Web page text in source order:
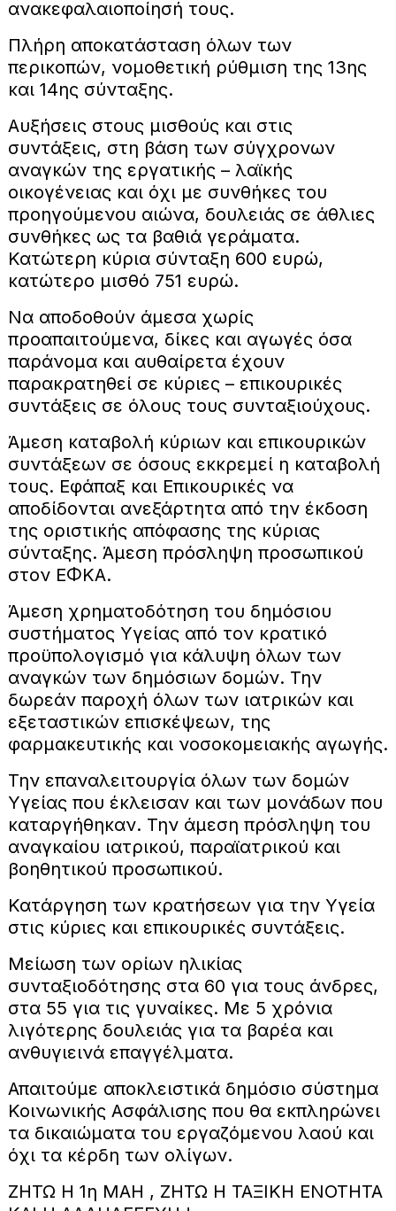
ανακεφαλαιοποίησή τους.
Πλήρη αποκατάσταση όλων των
περικοπών, νομοθετική ρύθμιση της 13ης
και 14ης σύνταξης.
Αυξήσεις στους μισθούς και στις
συντάξεις, στη βάση των σύγχρονων
αναγκών της εργατικής – λαϊκής
οικογένειας και όχι με συνθήκες του
προηγούμενου αιώνα, δουλειάς σε άθλιες
συνθήκες ως τα βαθιά γεράματα.
Κατώτερη κύρια σύνταξη 600 ευρώ,
κατώτερο μισθό 751 ευρώ.
Να αποδοθούν άμεσα χωρίς
προαπαιτούμενα, δίκες και αγωγές όσα
παράνομα και αυθαίρετα έχουν
παρακρατηθεί σε κύριες – επικουρικές
συντάξεις σε όλους τους συνταξιούχους.
Άμεση καταβολή κύριων και επικουρικών
συντάξεων σε όσους εκκρεμεί η καταβολή
τους. Εφάπαξ και Επικουρικές να
αποδίδονται ανεξάρτητα από την έκδοση
της οριστικής απόφασης της κύριας
σύνταξης. Άμεση πρόσληψη προσωπικού
στον ΕΦΚΑ.
Άμεση χρηματοδότηση του δημόσιου
συστήματος Υγείας από τον κρατικό
προϋπολογισμό για κάλυψη όλων των
αναγκών των δημόσιων δομών. Την
δωρεάν παροχή όλων των ιατρικών και
εξεταστικών επισκέψεων, της
φαρμακευτικής και νοσοκομειακής αγωγής.
Την επαναλειτουργία όλων των δομών
Υγείας που έκλεισαν και των μονάδων που
καταργήθηκαν. Την άμεση πρόσληψη του
αναγκαίου ιατρικού, παραϊατρικού και
βοηθητικού προσωπικού.
Κατάργηση των κρατήσεων για την Υγεία
στις κύριες και επικουρικές συντάξεις.
Μείωση των ορίων ηλικίας
συνταξιοδότησης στα 60 για τους άνδρες,
στα 55 για τις γυναίκες. Με 5 χρόνια
λιγότερης δουλειάς για τα βαρέα και
ανθυγιεινά επαγγέλματα.
Απαιτούμε αποκλειστικά δημόσιο σύστημα
Κοινωνικής Ασφάλισης που θα εκπληρώνει
τα δικαιώματα του εργαζόμενου λαού και
όχι τα κέρδη των ολίγων.
ΖΗΤΩ Η 1η ΜΑΗ , ΖΗΤΩ Η ΤΑΞΙΚΗ ΕΝΟΤΗΤΑ